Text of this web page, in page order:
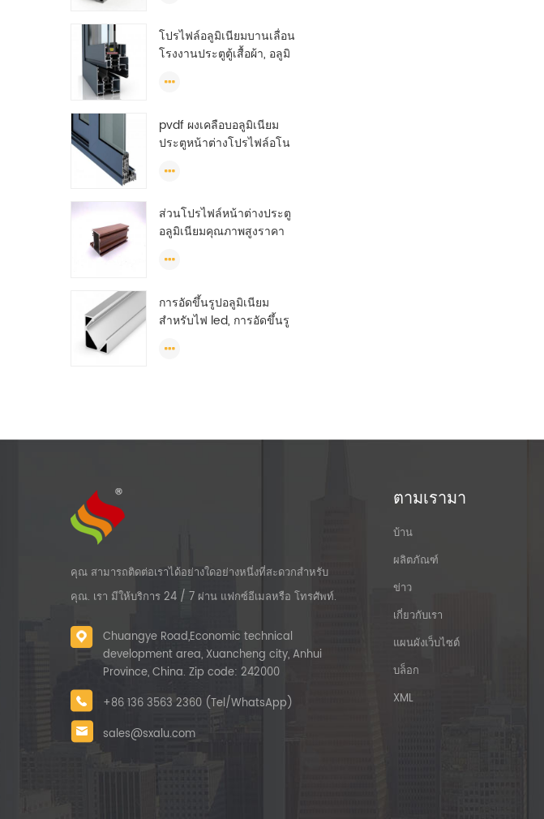
โปรไฟล์อลูมิเนียมบานเลื่อน
โรงงานประตูตู้เสื้อผ้า, อลูมิ
เสื้อผ้า, ตู้เสื้อผ้าอลูมิเนียม
pvdf ผงเคลือบอลูมิเนียม
ประตูหน้าต่างโปรไฟล์อโน
ละเอียดการอัดขึ้นรูป
ส่วนโปรไฟล์หน้าต่างประตู
อลูมิเนียมคุณภาพสูงราคา
เลื่อนแอลจีเรีย
การอัดขึ้นรูปอลูมิเนียม
สำหรับไฟ led, การอัดขึ้นรู
รูปแถบแสงนำ
คุณ สามารถติดต่อเราได้อย่างใดอย่างหนึ่งที่สะดวกสำหรับ
คุณ. เรา มีให้บริการ 24 / 7 ผ่าน แฟกซ์อีเมลหรือ โทรศัพท์.
Chuangye Road,Economic technical
development area, Xuancheng city, Anhui
Province, China. Zip code: 242000
+86 136 3563 2360 (Tel/WhatsApp)
sales@sxalu.com
ตามเรามา
บ้าน
ผลิตภัณฑ์
ข่าว
เกี่ยวกับเรา
แผนผังเว็บไซต์
บล็อก
XML